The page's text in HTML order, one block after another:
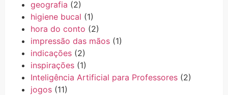
geografia (2)
higiene bucal (1)
hora do conto (2)
impressão das mãos (1)
indicações (2)
inspirações (1)
Inteligência Artificial para Professores (2)
jogos (11)